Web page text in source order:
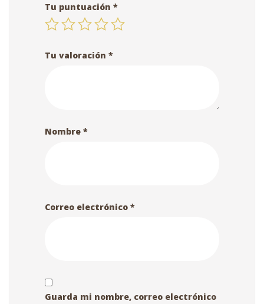
Tu puntuación *
Tu valoración *
Nombre *
Correo electrónico *
Guarda mi nombre, correo electrónico